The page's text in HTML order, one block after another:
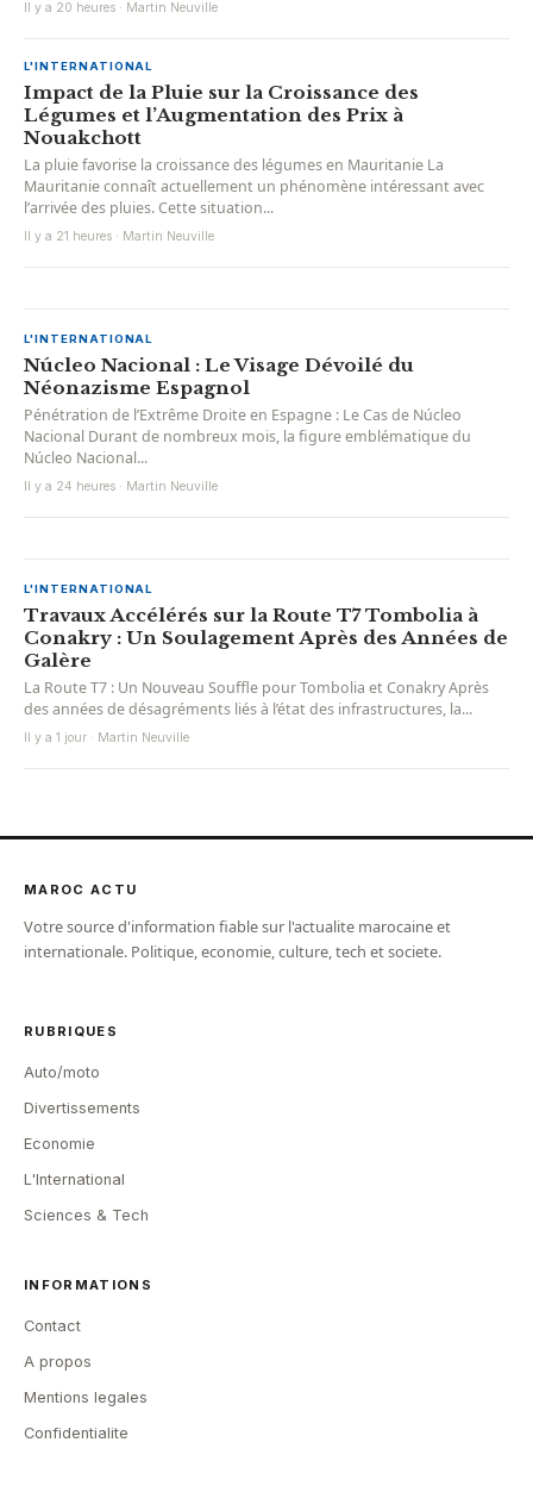
Il y a 20 heures · Martin Neuville
L'INTERNATIONAL
Impact de la Pluie sur la Croissance des
Légumes et l’Augmentation des Prix à
Nouakchott
La pluie favorise la croissance des légumes en Mauritanie La
Mauritanie connaît actuellement un phénomène intéressant avec
l’arrivée des pluies. Cette situation...
Il y a 21 heures · Martin Neuville
L'INTERNATIONAL
Núcleo Nacional : Le Visage Dévoilé du
Néonazisme Espagnol
Pénétration de l’Extrême Droite en Espagne : Le Cas de Núcleo
Nacional Durant de nombreux mois, la figure emblématique du
Núcleo Nacional...
Il y a 24 heures · Martin Neuville
L'INTERNATIONAL
Travaux Accélérés sur la Route T7 Tombolia à
Conakry : Un Soulagement Après des Années de
Galère
La Route T7 : Un Nouveau Souffle pour Tombolia et Conakry Après
des années de désagréments liés à l’état des infrastructures, la...
Il y a 1 jour · Martin Neuville
MAROC ACTU
Votre source d'information fiable sur l'actualite marocaine et
internationale. Politique, economie, culture, tech et societe.
RUBRIQUES
Auto/moto
Divertissements
Economie
L'International
Sciences & Tech
INFORMATIONS
Contact
A propos
Mentions legales
Confidentialite